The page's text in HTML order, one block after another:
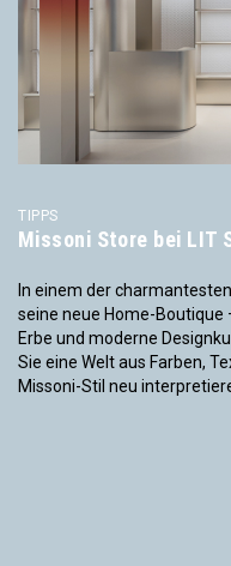
TIPPS
Missoni Store bei LIT
In einem der
seine neue Home-Boutique
Erbe und moderne
Sie eine Welt aus Farben,
Missoni-Stil neu